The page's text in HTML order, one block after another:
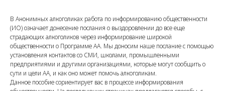
В Анонимных алкоголиках работа по информированию общественности
(ИО) означает донесение послания о выздоровлении до все еще
страдающих алкоголиков через информирование широкой
общественности о Программе АА. Мы доносим наше послание с помощью
установления контактов со СМИ, школами, промышленными
предприятиями и другими организациями, которые могут сообщить о
сути и цели АА, и как оно может помочь алкоголикам.
Данное пособие сориентирует вас в процессе информирования